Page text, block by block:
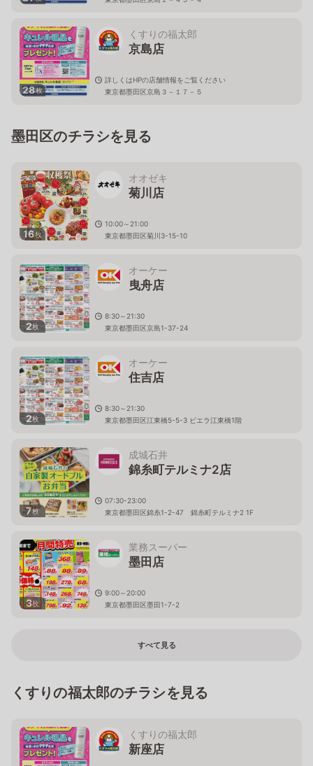
28枚
くすりの福太郎
京島店
詳しくはHPの店舗情報をご覧ください
東京都墨田区京島３－１７－５
墨田区のチラシを見る
16枚
オオゼキ
菊川店
10:00～21:00
東京都墨田区菊川3-15-10
2枚
オーケー
曳舟店
8:30～21:30
東京都墨田区京島1-37-24
2枚
オーケー
住吉店
8:30～21:30
東京都墨田区江東橋5-5-3 ビエラ江東橋1階
7枚
成城石井
錦糸町テルミナ2店
07:30-23:00
東京都墨田区錦糸1-2-47 錦糸町テルミナ2 1F
3枚
業務スーパー
墨田店
9:00～20:00
東京都墨田区墨田1-7-2
すべて見る
くすりの福太郎のチラシを見る
くすりの福太郎
新座店